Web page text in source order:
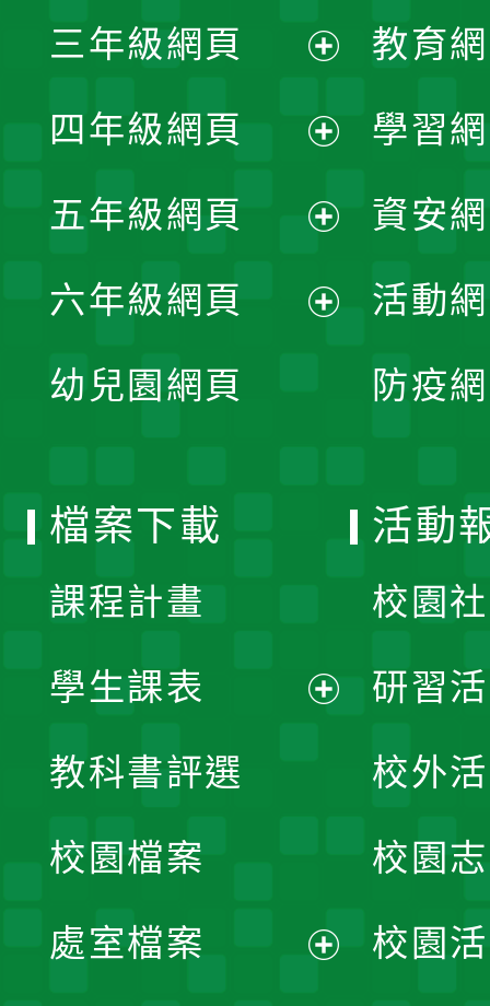
選
單
開
選
單
三年級網頁
開
選
單
四年級網頁
開
選
五年級網頁
開
六年級網頁
幼兒園網頁
教育
學習
資安
活動
防疫
檔案下載
課程計畫
學生課表
單
教科書評選
校園檔案
處室檔案
活動
校園
研習
校外
校園
校園